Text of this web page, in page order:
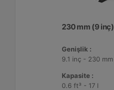
230 mm (9 inç)
Genişlik :
9.1 inç - 230 mm
Kapasite :
0.6 ft³ - 17 l